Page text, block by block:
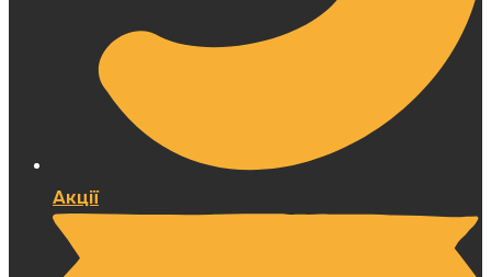
Акції